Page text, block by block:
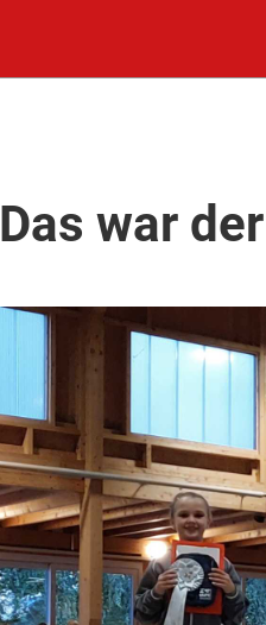
Das war